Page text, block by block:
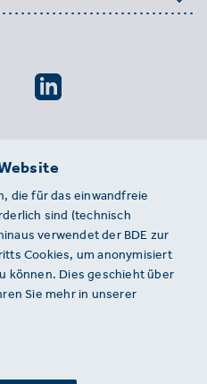
Website
Link
Ihren
die für das einwandfreie
sind (technisch
verwendet der BDE zur
Cookies, um anonymisiert
können. Dies geschieht über
Sie mehr in unserer